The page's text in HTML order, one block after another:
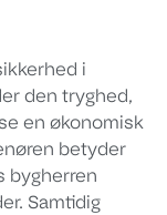
i
den tryghed,
en økonomisk
betyder
bygherren
Samtidig